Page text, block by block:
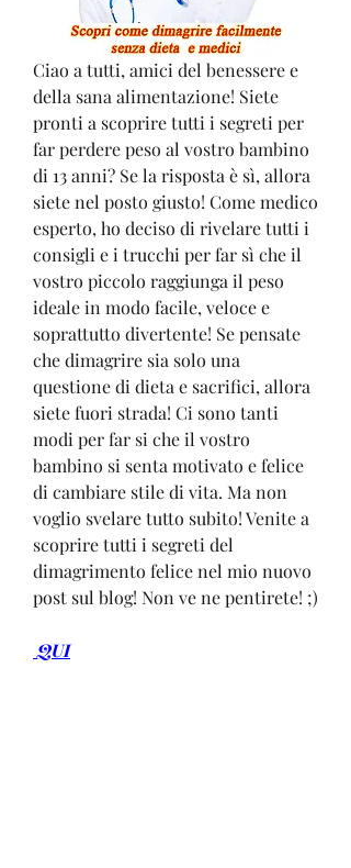
Ciao a tutti, amici del benessere e
della sana alimentazione! Siete
pronti a scoprire tutti i segreti per
far perdere peso al vostro bambino
di 13 anni? Se la risposta è sì, allora
siete nel posto giusto! Come medico
esperto, ho deciso di rivelare tutti i
consigli e i trucchi per far sì che il
vostro piccolo raggiunga il peso
ideale in modo facile, veloce e
soprattutto divertente! Se pensate
che dimagrire sia solo una
questione di dieta e sacrifici, allora
siete fuori strada! Ci sono tanti
modi per far si che il vostro
bambino si senta motivato e felice
di cambiare stile di vita. Ma non
voglio svelare tutto subito! Venite a
scoprire tutti i segreti del
dimagrimento felice nel mio nuovo
post sul blog! Non ve ne pentirete! ;)
QUI